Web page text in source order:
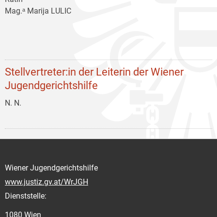
Mag.ᵃ Marija LULIC
Stellvertreter:in der Leiterin der Wiener
Jugendgerichtshilfe
N. N.
Wiener Jugendgerichtshilfe
www.justiz.gv.at/WrJGH
Dienststelle:
1080 Wien